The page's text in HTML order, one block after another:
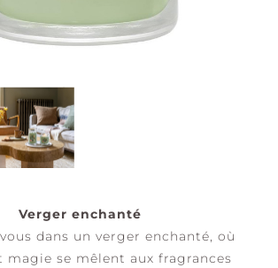
Verger enchanté
dans un verger enchanté, où
magie se mêlent aux fragrances